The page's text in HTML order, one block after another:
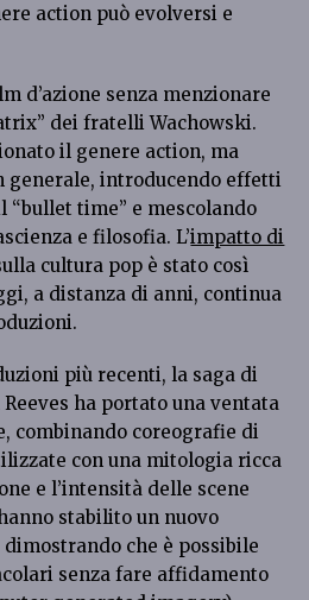
action può evolversi e
d’azione senza menzionare
dei fratelli Wachowski.
il genere action, ma
generale, introducendo effetti
time” e mescolando
e filosofia. L’impatto di
cultura pop è stato così
a distanza di anni, continua
più recenti, la saga di
Reeves ha portato una ventata
combinando coreografie di
con una mitologia ricca
e l’intensità delle scene
stabilito un nuovo
che è possibile
senza fare affidamento